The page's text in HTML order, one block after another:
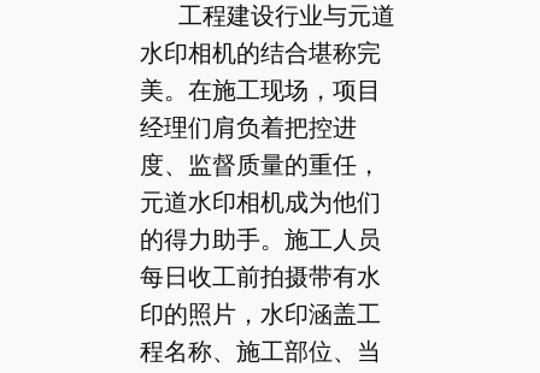
工程建设行业与元道
水印相机的结合堪称完
美。在施工现场，项目
经理们肩负着把控进
度、监督质量的重任，
元道水印相机成为他们
的得力助手。施工人员
每日收工前拍摄带有水
印的照片，水印涵盖工
程名称、施工部位、当